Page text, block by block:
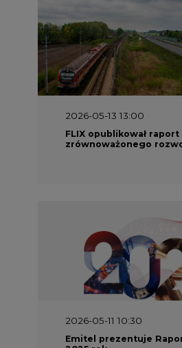
2026-05-13 13:00
FLIX opublikował raport
zrównoważonego
2026-05-11 10:30
Emitel prezentuje